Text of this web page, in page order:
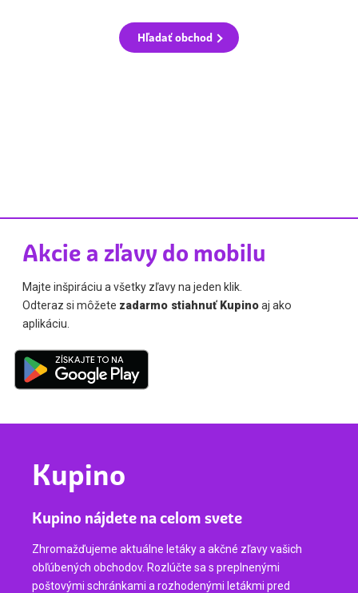
Hľadať obchod
Akcie a zľavy do mobilu
Majte inšpiráciu a všetky zľavy na jeden klik.
Odteraz si môžete zadarmo stiahnuť Kupinoaj ako
aplikáciu.
Kupino
Kupino nájdete na celom svete
Zhromažďujeme aktuálne letáky a akčné zľavy vašich
obľúbených obchodov. Rozlúčte sa s preplnenými
poštovými schránkami a rozhodenými letákmi pred